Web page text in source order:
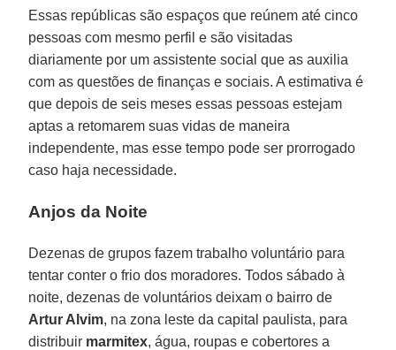
Essas repúblicas são espaços que reúnem até cinco
pessoas com mesmo perfil e são visitadas
diariamente por um assistente social que as auxilia
com as questões de finanças e sociais. A estimativa é
que depois de seis meses essas pessoas estejam
aptas a retomarem suas vidas de maneira
independente, mas esse tempo pode ser prorrogado
caso haja necessidade.
Anjos da Noite
Dezenas de grupos fazem trabalho voluntário para
tentar conter o frio dos moradores. Todos sábado à
noite, dezenas de voluntários deixam o bairro de
Artur Alvim, na zona leste da capital paulista, para
distribuir marmitex, água, roupas e cobertores a